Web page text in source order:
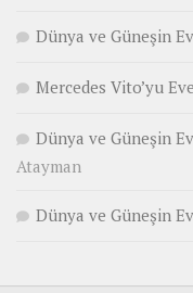
Dünya ve Güneşin
Mercedes Vito’yu
Dünya ve Güneşin
Atayman
Dünya ve Güneşin